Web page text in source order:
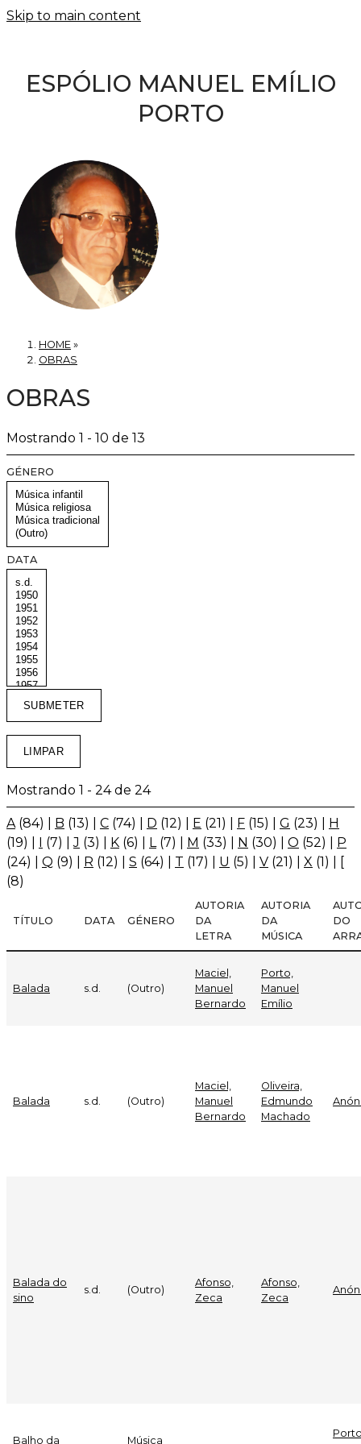
Skip to main content
ESPÓLIO MANUEL EMÍLIO
PORTO
HOME »
OBRAS
OBRAS
Mostrando 1 - 10 de 13
GÉNERO
DATA
Mostrando 1 - 24 de 24
A (84) B (13) C (74) D (12) E (21) F (15) G (23)
H
(19)
I (7) |J (3) K (6) L (7) M (33) N (30) O (52)
P
(24)
Q (9) R (12) S (64) T (17) U (5) V (21) X (1)
[
(8)
TÍTULO DATA GÉNERO
AUTORIA
DA
LETRA
AUTORIA
DA
MÚSICA
DO
Balada s.d. (Outro)
Maciel,
Manuel
Bernardo
Porto,
Manuel
Emílio
Balada s.d. (Outro)
Maciel,
Manuel
Bernardo
Oliveira,
Edmundo
Machado
Balada do
sino
s.d. (Outro)
Afonso,
Zeca
Afonso,
Zeca
Balho da Música